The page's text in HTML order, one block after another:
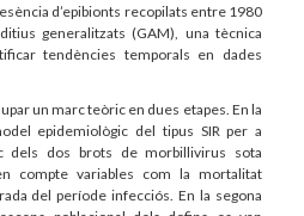
d’epibionts recopilats entre 1980
generalitzats (GAM), una tècnica
tendències temporals en dades
un marc teòric en dues etapes. En la
epidemiològic del tipus SIR per a
dels dos brots de morbillivirus sota
compte variables com la mortalitat
del període infecciós. En la segona